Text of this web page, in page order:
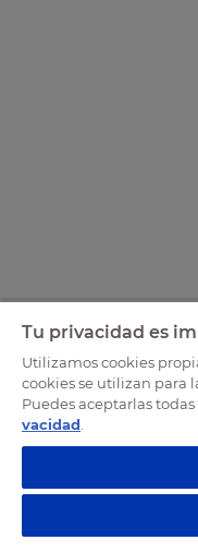
Tu privacidad es
Utilizamos cookies
cookies se utilizan para
Puedes aceptarlas
vacidad